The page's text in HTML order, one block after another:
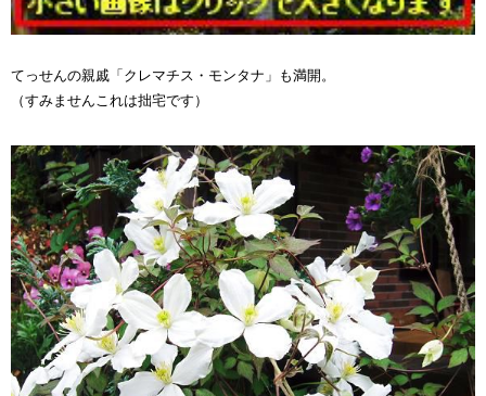
てっせんの親戚「クレマチス・モンタナ」も満開。
（すみませんこれは拙宅です）